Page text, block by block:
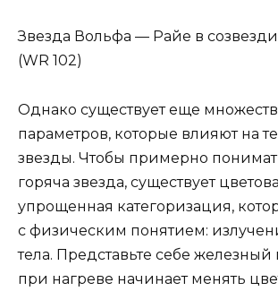
Звезда Вольфа — Райе в
(WR 102)
Однако существует еще
параметров, которые влияют на
звезды. Чтобы примерно
горяча звезда, существует
упрощенная категоризация,
с физическим понятием:
тела. Представьте себе железный
при нагреве начинает менять